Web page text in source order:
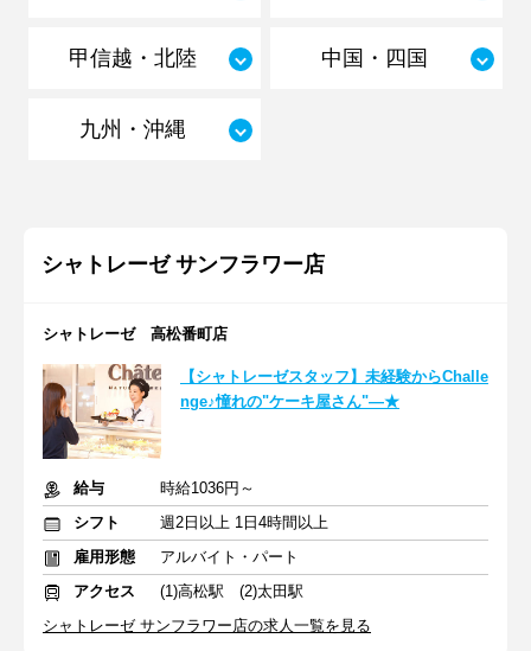
甲信越・北陸 中国・四国
九州・沖縄
シャトレーゼ サンフラワー店
シャトレーゼ 高松番町店
【シャトレーゼスタッフ】未経験からChalle
nge♪憧れの"ケーキ屋さん"―★
給与
時給1036円～
シフト
週2日以上 1日4時間以上
雇用形態
アルバイト・パート
アクセス
(1)高松駅 (2)太田駅
シャトレーゼ サンフラワー店の求人一覧を見る